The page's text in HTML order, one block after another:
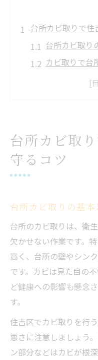
台所カビ取りで住
台所カビ取り
カビ取りで台
住吉区で安心
信頼できるカ
大阪で評判の
頑固な台所カビを
カビ取り専門
台所カビ取り
住吉区でプロ
安全なカビ取
自分で落とせない
落ちにくい台
台所カビ取
守るコツ
台所カビ取りの基
台所のカビ取りは、衛
欠かせない作業です。
高く、台所の壁やシン
です。カビは見た目の
ど健康への影響も懸念
す。
住吉区でカビ取りを行
悪さに注意しましょう
ン部分などはカビが根